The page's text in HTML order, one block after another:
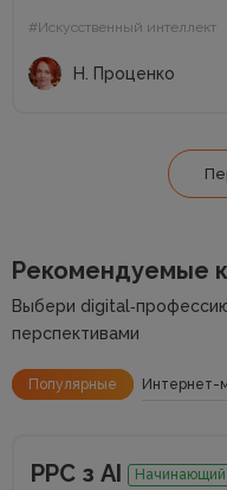
#Искусственный интеллект
Н. Проценко
Рекомендуемые
Выбери
перспективами
Популярные Интернет-
РРС з АІ Начинающий